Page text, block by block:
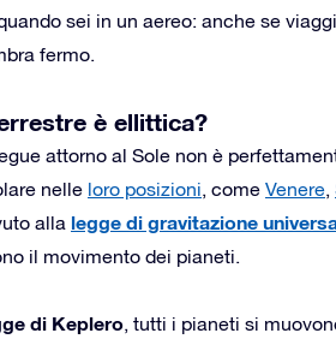
sei in un aereo: anche se
fermo.
è ellittica?
attorno al Sole non è
nelle loro posizioni, come Venere,
alla legge di gravitazione
il movimento dei pianeti.
di Keplero, tutti i pianeti si